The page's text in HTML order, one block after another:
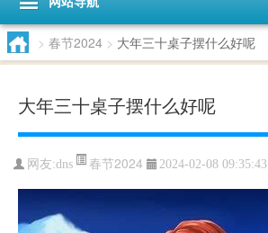
> 春节2024 > 大年三十桌子摆什么好呢
大年三十桌子摆什么好呢
网友:dns 春节2024 2024-02-08 09:35:43